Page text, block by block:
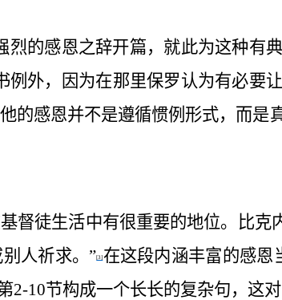
烈的感恩之辞开篇，就此为这种有
例外，因为在那里保罗认为有必
的感恩并不是遵循惯例形式，而
督徒生活中有很重要的地位。比克
人祈求。”[3]在这段内涵丰富的感恩
2-10节构成一个长长的复杂句，这